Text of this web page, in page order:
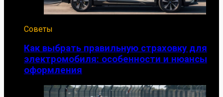
Советы
Как выбрать правильную страховку для
электромобиля: особенности и нюансы
оформления